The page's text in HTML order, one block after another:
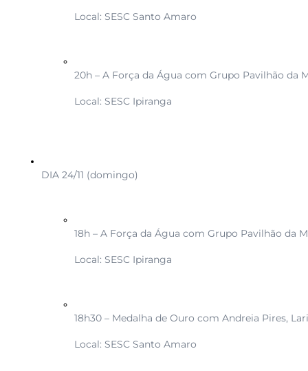
Local: SESC Santo Amaro
20h – A Força da Água com Grupo Pavilhão da
Local: SESC Ipiranga
DIA 24/11 (domingo)
18h – A Força da Água com Grupo Pavilhão da
Local: SESC Ipiranga
18h30 – Medalha de Ouro com Andreia Pires,
Local: SESC Santo Amaro